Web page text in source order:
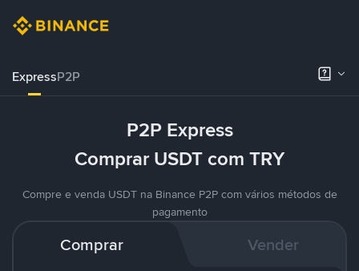
ExpressP2P
P2P Express
Comprar USDT com TRY
Compre e venda USDT na Binance P2P com vários métodos de
pagamento
Comprar Vender